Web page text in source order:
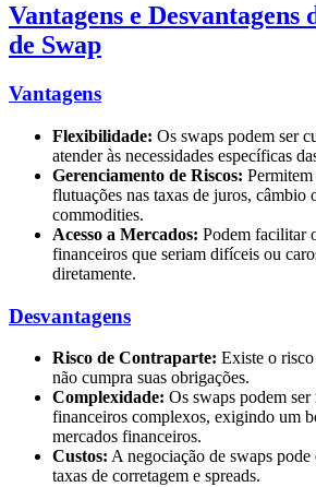
Vantagens e Desvantagens
de Swap
Vantagens
Flexibilidade: Os swaps podem ser
atender às necessidades específicas
Gerenciamento de Riscos:
flutuações nas taxas de juros, câmbio
commodities.
Acesso a Mercados: Podem facilitar
financeiros que seriam difíceis ou
diretamente.
Desvantagens
Risco de Contraparte: Existe o
não cumpra suas obrigações.
Complexidade: Os swaps podem
financeiros complexos, exigindo um
mercados financeiros.
Custos: A negociação de swaps
taxas de corretagem e spreads.